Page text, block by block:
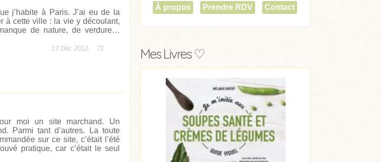
j’habite à Paris. J’ai eu de la
à cette ville : la vie y découlant,
de nature, de verdure…
13 Déc 2012, 71
moi un site marchand. Un
Parmi tant d’autres. La toute
sur ce site, c’était l’été
pratique, car c’était le seul
À propos Prendre RDV Contact
Mes Livres ♡